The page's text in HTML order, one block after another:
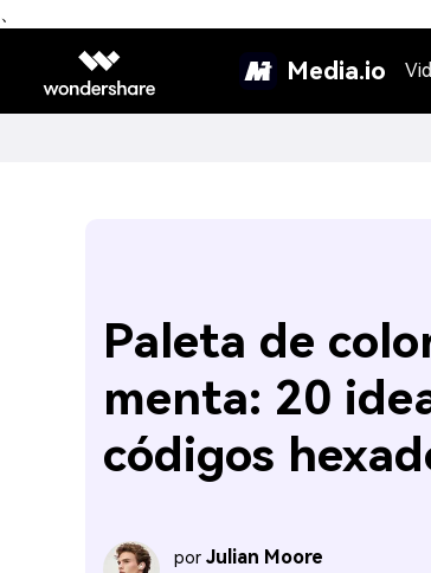
、
Media.io
Paleta de
menta: 20
códigos
por Julian Moore